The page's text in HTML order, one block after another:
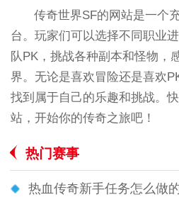
传奇世界SF的网站是一个
台。玩家们可以选择不同职业
队PK，挑战各种副本和怪物，
界。无论是喜欢冒险还是喜欢
找到属于自己的乐趣和挑战。
站，开始你的传奇之旅吧！
热门赛事
热血传奇新手任务怎么做